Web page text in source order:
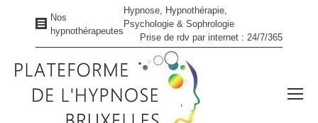
Nos
hypnothérapeutes
Hypnose, Hypnothérapie,
Psychologie & Sophrologie
Prise de rdv par internet : 24/7/365